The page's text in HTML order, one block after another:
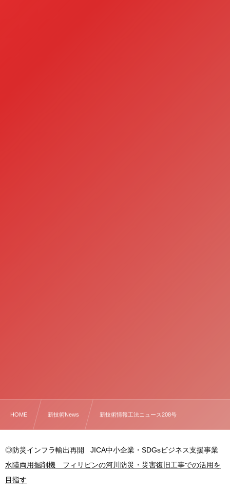
HOME 新技術News 新技術情報工法ニュース208号
◎防災インフラ輸出再開 JICA中小企業・SDGsビジネス支援事業
水陸両用掘削機 フィリピンの河川防災・災害復旧工事での活用を
目指す